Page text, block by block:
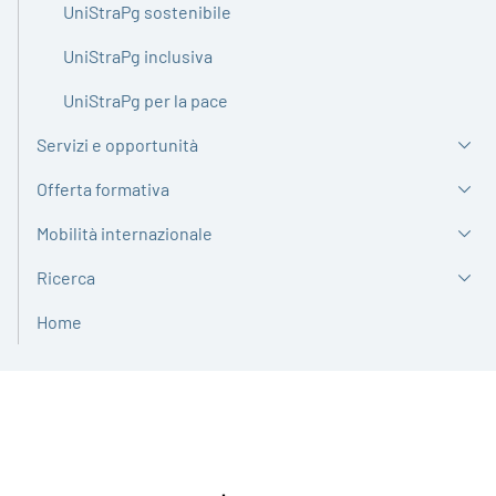
UniStraPg sostenibile
UniStraPg inclusiva
UniStraPg per la pace
Servizi e opportunità
Offerta formativa
Mobilità internazionale
Ricerca
Home